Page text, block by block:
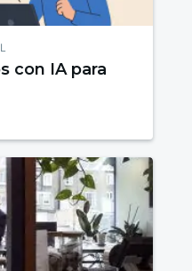
con IA para